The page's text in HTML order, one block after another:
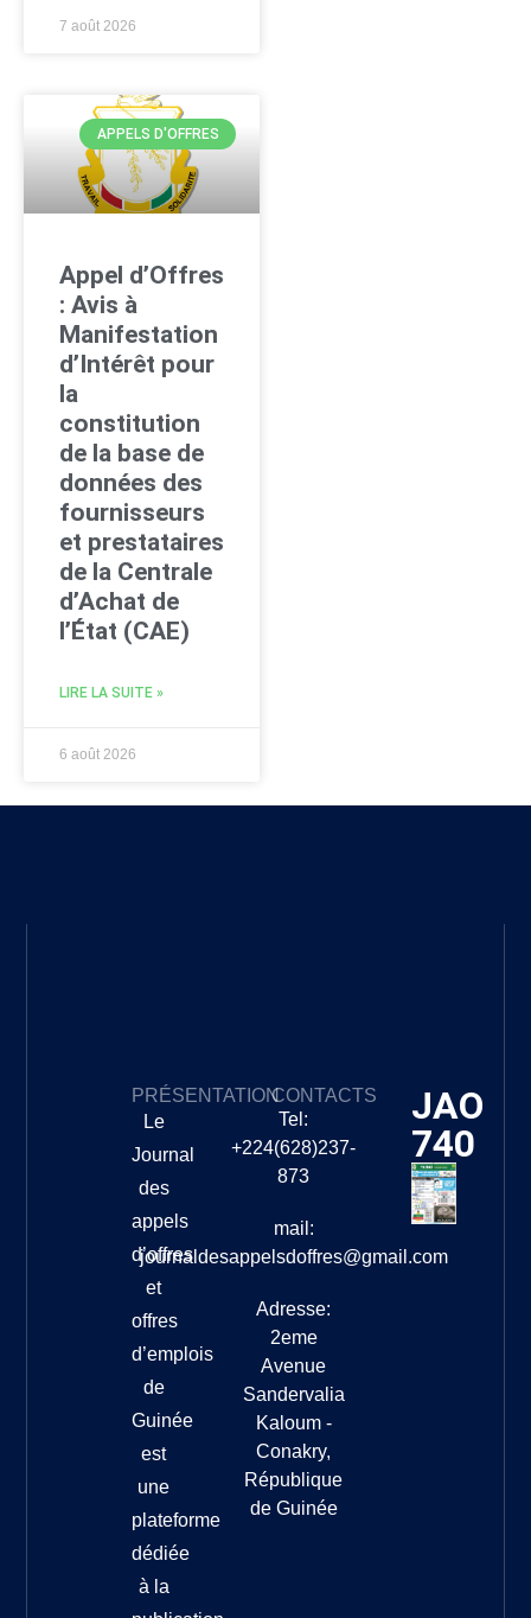
7 août 2026
APPELS D'OFFRES
Appel d’Offres
: Avis à
Manifestation
d’Intérêt pour
la
constitution
de la base de
données des
fournisseurs
et prestataires
de la Centrale
d’Achat de
l’État (CAE)
LIRE LA SUITE »
6 août 2026
PRÉSENTATION
Le
Journal
des
appels
d’offres
et
offres
d’emplois
de
Guinée
est
une
plateforme
dédiée
à la
CONTACTS
Tel:
+224(628)237-
873
mail:
journaldesappelsdoffres@gmail.com
Adresse:
2eme
Avenue
Sandervalia
Kaloum -
Conakry,
République
de Guinée
JAO
740